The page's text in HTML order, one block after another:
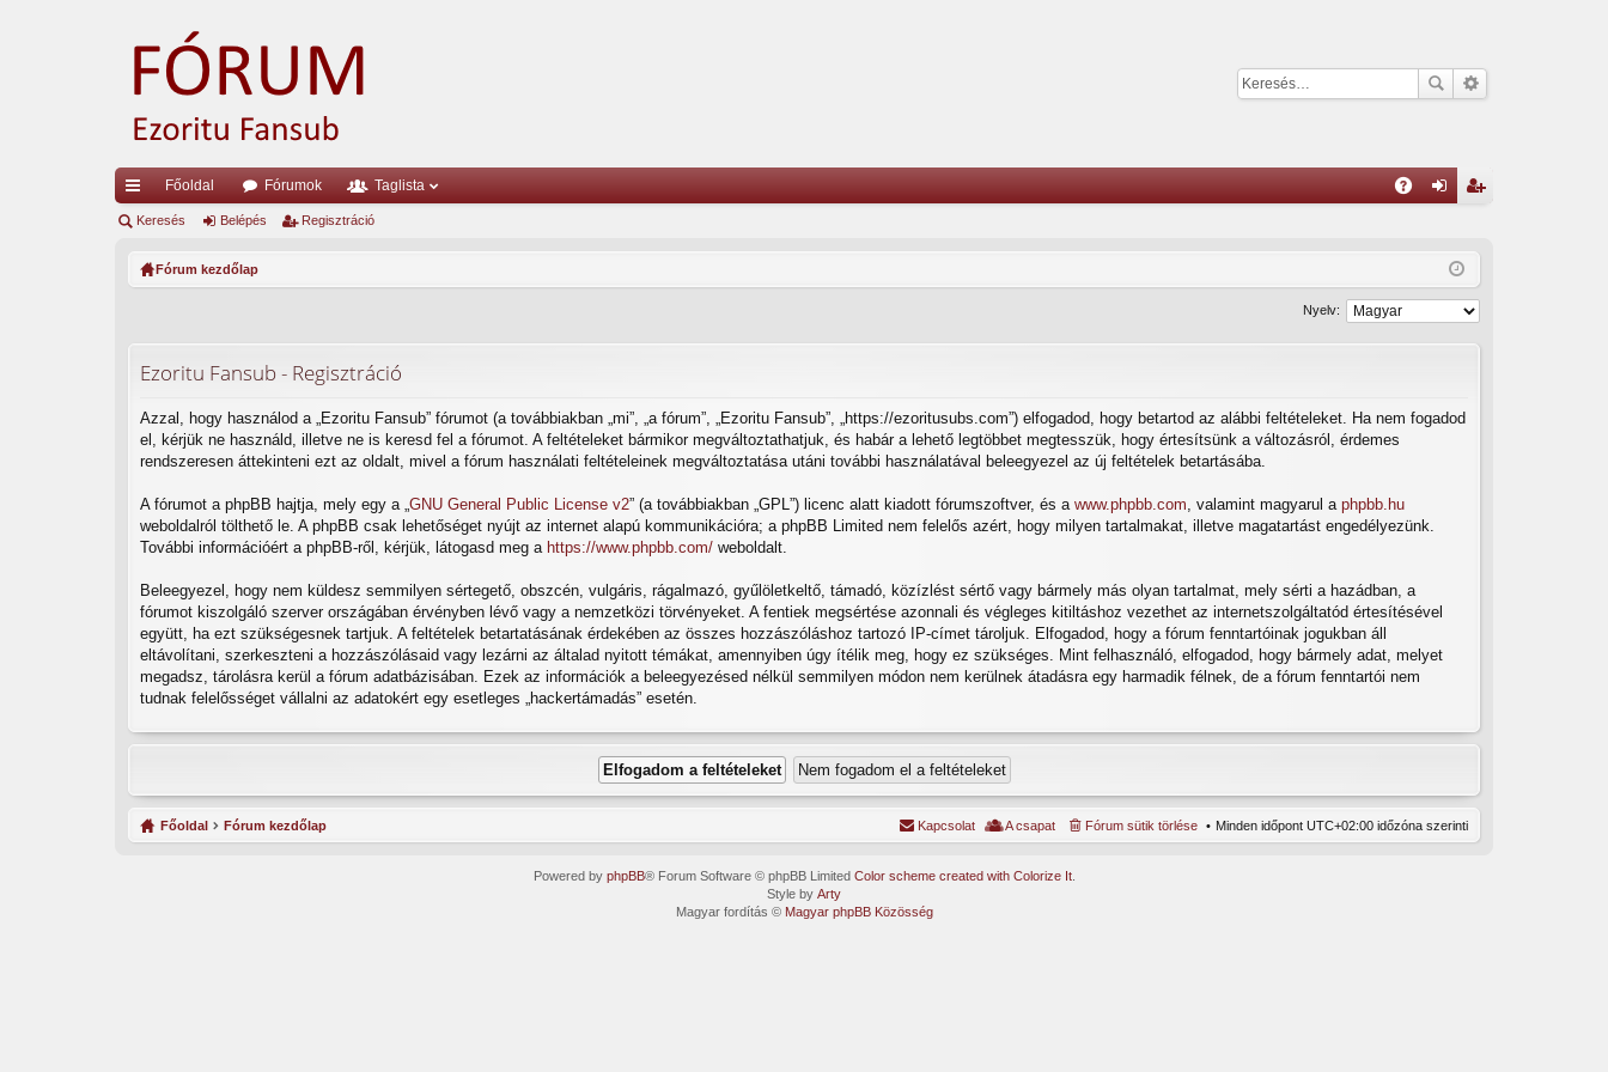
yo
Főoldal Fórumok Taglista
is
Keresés Belépés Regisztráció
Fórum kezdőlap
Nyelv:
Ezoritu Fansub - Regisztráció
Azzal, hogy használod a „Ezoritu Fansub” fórumot (a továbbiakban „mi”, „a fórum”, „Ezoritu Fansub”, „https://ezoritusubs.com”) elfogadod, hogy betartod az alábbi feltételeket. Ha nem fogadod
el, kérjük ne használd, illetve ne is keresd fel a fórumot. A feltételeket bármikor megváltoztathatjuk, és habár a lehető legtöbbet megtesszük, hogy értesítsünk a változásról, érdemes
rendszeresen áttekinteni ezt az oldalt, mivel a fórum használati feltételeinek megváltoztatása utáni további használatával beleegyezel az új feltételek betartásába.
A fórumot a phpBB hajtja, mely egy a „GNU General Public License v2” (a továbbiakban „GPL”) licenc alatt kiadott fórumszoftver, és a www.phpbb.com, valamint magyarul a phpbb.hu
weboldalról tölthető le. A phpBB csak lehetőséget nyújt az internet alapú kommunikációra; a phpBB Limited nem felelős azért, hogy milyen tartalmakat, illetve magatartást engedélyezünk.
További információért a phpBB-ről, kérjük, látogasd meg a https://www.phpbb.com/ weboldalt.
Beleegyezel, hogy nem küldesz semmilyen sértegető, obszcén, vulgáris, rágalmazó, gyűlöletkeltő, támadó, közízlést sértő vagy bármely más olyan tartalmat, mely sérti a hazádban, a
fórumot kiszolgáló szerver országában érvényben lévő vagy a nemzetközi törvényeket. A fentiek megsértése azonnali és végleges kitiltáshoz vezethet az internetszolgáltatód értesítésével
együtt, ha ezt szükségesnek tartjuk. A feltételek betartatásának érdekében az összes hozzászóláshoz tartozó IP-címet tároljuk. Elfogadod, hogy a fórum fenntartóinak jogukban áll
eltávolítani, szerkeszteni a hozzászólásaid vagy lezárni az általad nyitott témákat, amennyiben úgy ítélik meg, hogy ez szükséges. Mint felhasználó, elfogadod, hogy bármely adat, melyet
megadsz, tárolásra kerül a fórum adatbázisában. Ezek az információk a beleegyezésed nélkül semmilyen módon nem kerülnek átadásra egy harmadik félnek, de a fórum fenntartói nem
tudnak felelősséget vállalni az adatokért egy esetleges „hackertámadás” esetén.
Főoldal Fórum kezdőlap Minden időpont UTC+02:00 időzóna szerinti
Fórum sütik törlése
A csapat
Kapcsolat
Powered by phpBB® Forum Software © phpBB Limited Color scheme created with Colorize It.
Style by Arty
Magyar fordítás © Magyar phpBB Közösség